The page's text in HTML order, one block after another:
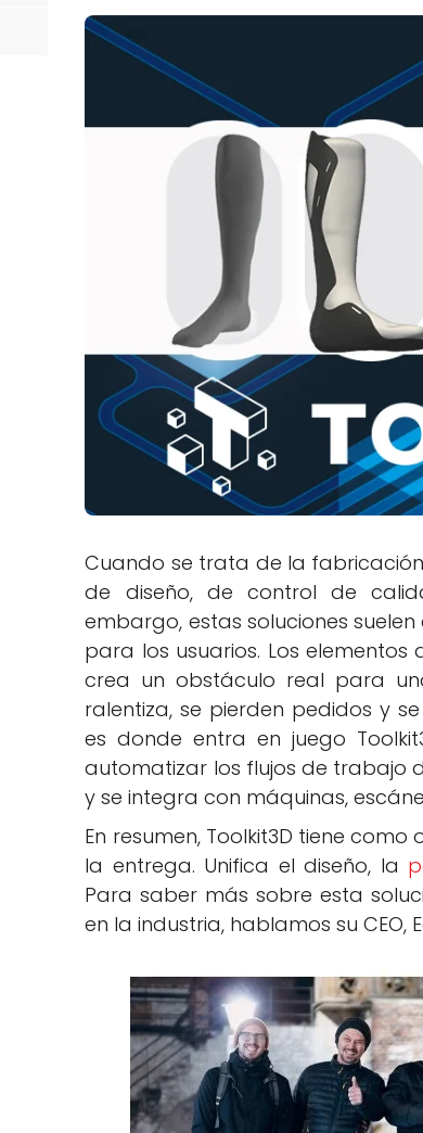
Cuando se trata de la
de diseño, de control de
embargo, estas soluciones
para los usuarios. Los
crea un obstáculo real para
ralentiza, se pierden pedidos y
es donde entra en juego
automatizar los flujos de trabajo
y se integra con máquinas,
En resumen, Toolkit3D tiene
la entrega. Unifica el diseño, la
Para saber más sobre esta
en la industria, hablamos su CEO,